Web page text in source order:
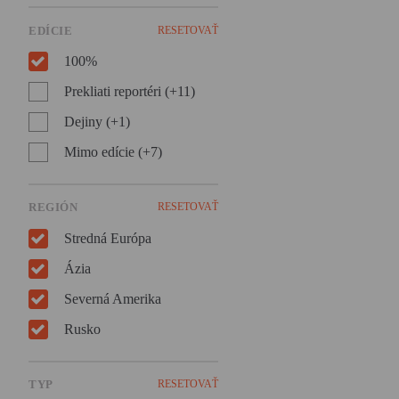
EDÍCIE RESETOVAŤ
100%
Prekliati reportéri (+11)
Dejiny (+1)
Mimo edície (+7)
REGIÓN RESETOVAŤ
Stredná Európa
Ázia
Severná Amerika
Rusko
TYP RESETOVAŤ